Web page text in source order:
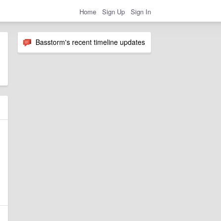
Home Sign Up Sign In
Basstorm's recent timeline updates